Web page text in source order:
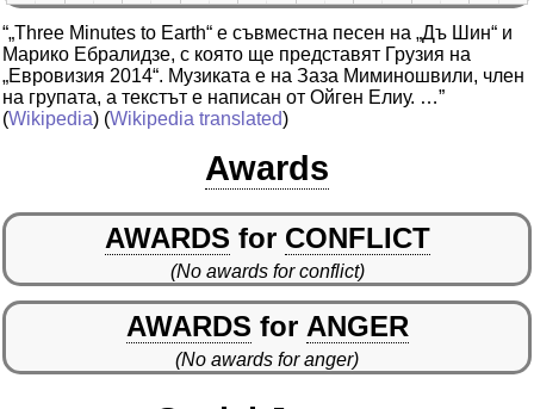
“„Three Minutes to Earth“ е съвместна песен на „Дъ Шин“ и
Марико Ебралидзе, с която ще представят Грузия на
„Евровизия 2014“. Музиката е на Заза Миминошвили, член
на групата, а текстът е написан от Ойген Елиу. …”
(Wikipedia) (Wikipedia translated)
Awards
AWARDS for CONFLICT
(No awards for conflict)
AWARDS for ANGER
(No awards for anger)